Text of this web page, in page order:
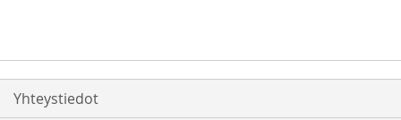
Yhteystiedot